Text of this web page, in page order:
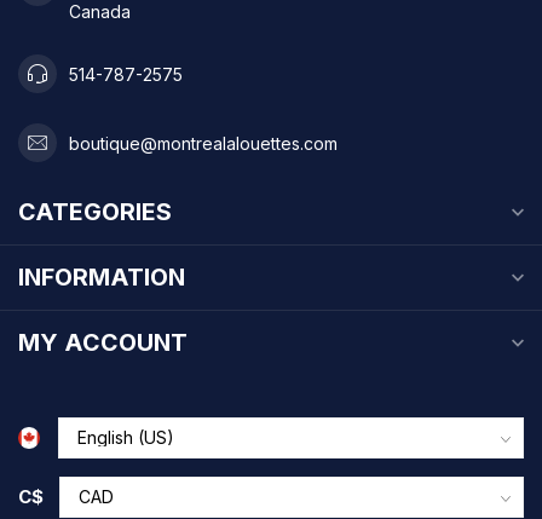
Canada
514-787-2575
boutique@montrealalouettes.com
CATEGORIES
INFORMATION
MY ACCOUNT
C$